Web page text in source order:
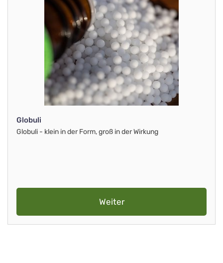
Globuli
Globuli - klein in der Form, groß in der Wirkung
Weiter